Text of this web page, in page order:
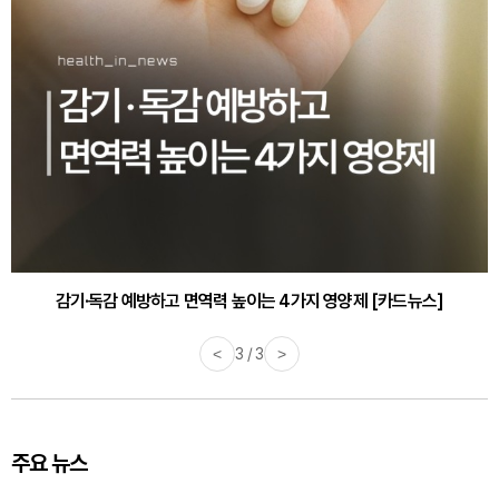
감기·독감 예방하고 면역력 높이는 4가지 영양제 [카드뉴스]
< 3 / 3 >
주요 뉴스